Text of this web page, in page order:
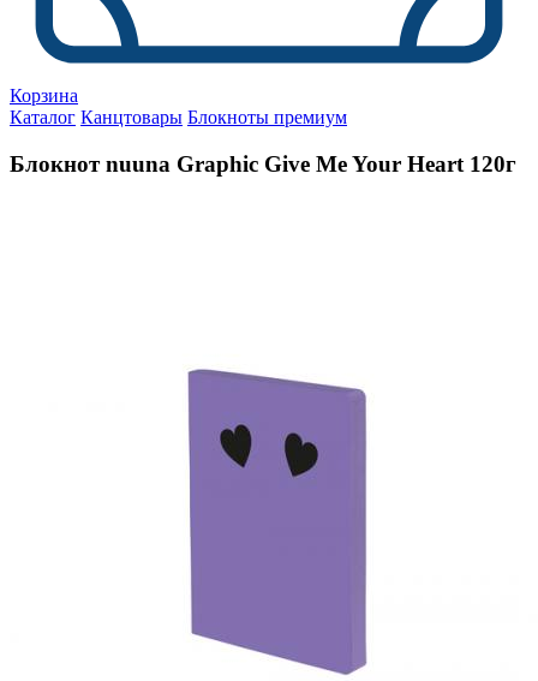
Корзина
Каталог Канцтовары Блокноты премиум
Блокнот nuuna Graphic Give Me Your Heart 120г